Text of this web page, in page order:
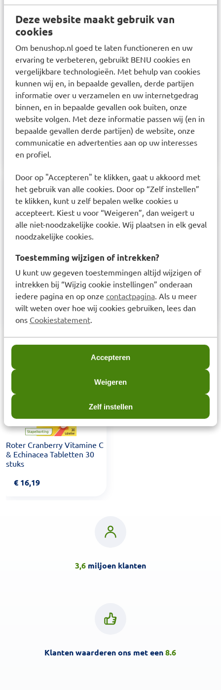
Deze website maakt gebruik van
cookies
Om benushop.nl goed te laten functioneren en uw
ervaring te verbeteren, gebruikt BENU cookies en
vergelijkbare technologieën. Met behulp van cookies
kunnen wij en, in bepaalde gevallen, derde partijen
informatie over u verzamelen en uw internetgedrag
binnen, en in bepaalde gevallen ook buiten, onze
website volgen. Met deze informatie passen wij (en in
bepaalde gevallen derde partijen) de website, onze
communicatie en advertenties aan op uw interesses
en profiel.
Door op "Accepteren" te klikken, gaat u akkoord met
het gebruik van alle cookies. Door op “Zelf instellen”
te klikken, kunt u zelf bepalen welke cookies u
accepteert. Kiest u voor “Weigeren”, dan weigert u
alle niet-noodzakelijke cookie. Wij plaatsen in elk geval
noodzakelijke cookies.
Toestemming wijzigen of intrekken?
U kunt uw gegeven toestemmingen altijd wijzigen of
intrekken bij “Wijzig cookie instellingen” onderaan
iedere pagina en op onze contactpagina. Als u meer
wilt weten over hoe wij cookies gebruiken, lees dan
ons Cookiestatement.
Accepteren
Weigeren
Zelf instellen
Gebruik
Roter Cranberry, Vitamine C en Echinacea zijn
sliktabletten. Echinacea draagt bij aan het behoud
van gezonde urinewegen en ondersteunt de
natuurlijke weerstand. Dosering: 1 maal per dag 1
à 2 tabletten zonder kauwen met water innemen.
Niet geschikt voor kinderen jonger dan 6 jaar.
Voor kinderen raden wij aan de huisarts te
raadplegen.
Samenstelling
Samenstelling: cranberryextract (Vaccinium
macrocarpon), ascorbinezuur, vulstof (cellulose),
(magnesiumstearaat), vulstof (silicium dioxide),
glansmiddelen (hydroxypropylmethyl cellulose,
bijenwas, carnaubawas), bevochtigingsmiddel
(glycerol).
Laatst bekeken items
Roter Cranberry Vitamine C
& Echinacea Tabletten 30
stuks
€ 16,19
3,6miljoen klanten
Klanten waarderen ons met een8.6